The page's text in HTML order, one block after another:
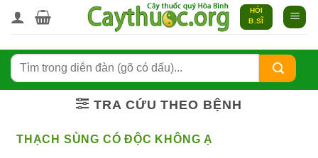
qua
dung
HỎI
B.SĨ
TRA CỨU THEO BỆNH
THẠCH SÙNG CÓ ĐỘC KHÔNG Ạ